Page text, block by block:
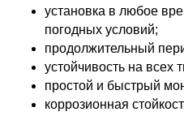
установка в любое
погодных условий;
продолжительный
устойчивость на всех
простой и быстрый
коррозионная